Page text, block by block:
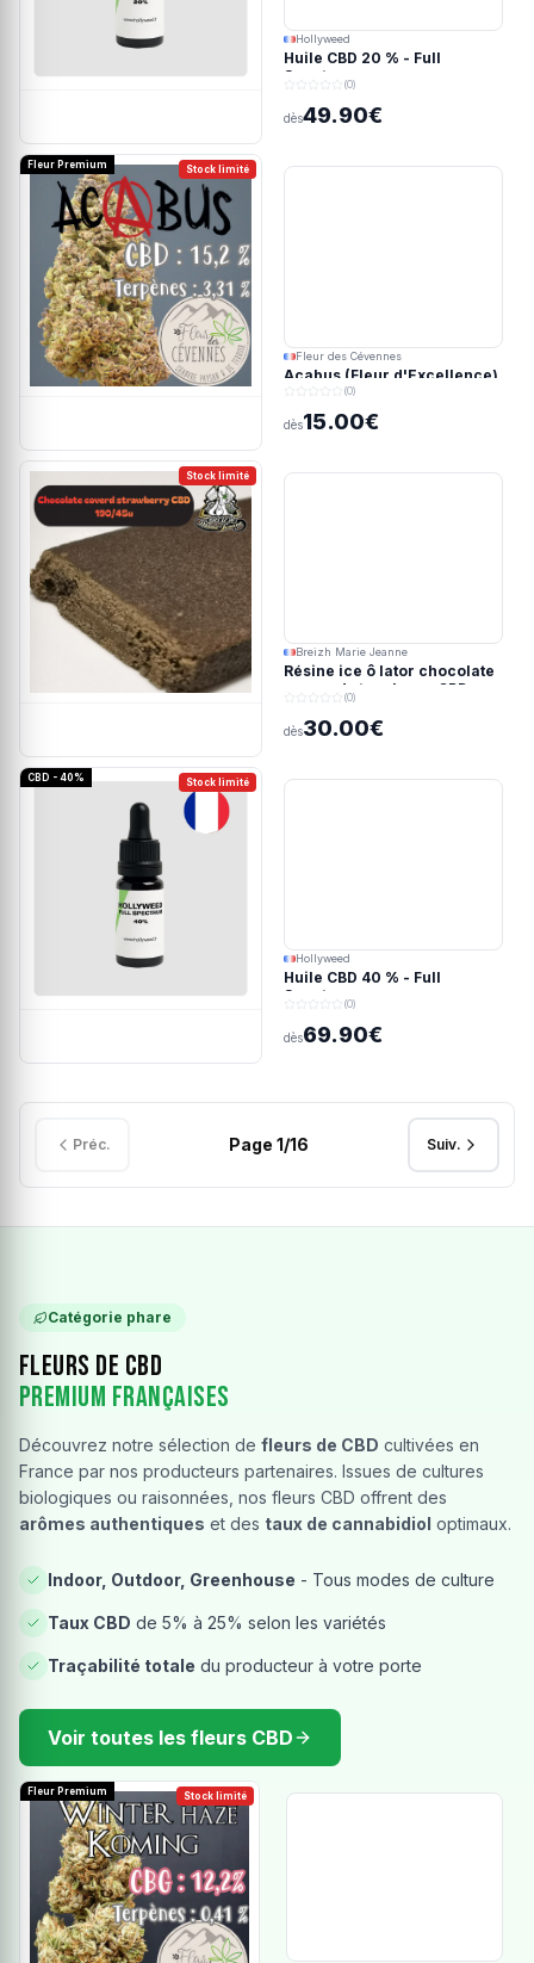
Hollyweed
Huile CBD 20 % - Full
Spectrum
(0)
dès49.90€
Stock limité
Fleur Premium
Fleur des Cévennes
Acabus (Fleur d'Excellence)
(0)
dès15.00€
Stock limité
Breizh Marie Jeanne
Résine ice ô lator chocolate
covered strawberry CBD
(0)
dès30.00€
Stock limité
CBD - 40%
Hollyweed
Huile CBD 40 % - Full
Spectrum
(0)
dès69.90€
Préc. Page 1/16 Suiv.
Catégorie phare
Fleurs de CBD
Premium Françaises
Découvrez notre sélection de fleurs de CBD cultivées en
France par nos producteurs partenaires. Issues de cultures
biologiques ou raisonnées, nos fleurs CBD offrent des
arômes authentiques et des taux de cannabidiol optimaux.
Indoor, Outdoor, Greenhouse - Tous modes de culture
Taux CBD de 5% à 25% selon les variétés
Traçabilité totale du producteur à votre porte
Voir toutes les fleurs CBD
Stock limité
Fleur Premium